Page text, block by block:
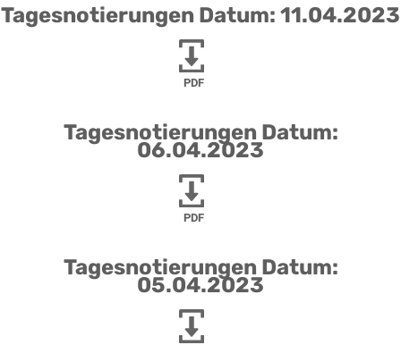
Tagesnotierungen Datum: 11.04.2023
PDF
Tagesnotierungen Datum:
06.04.2023
PDF
Tagesnotierungen Datum:
05.04.2023